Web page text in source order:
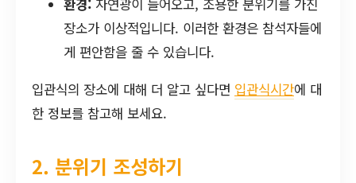
장소가 이상적입니다. 이러한 환경은 참석자들에
게 편안함을 줄 수 있습니다.
입관식의 장소에 대해 더 알고 싶다면 입관식시간에 대
한 정보를 참고해 보세요.
2. 분위기 조성하기